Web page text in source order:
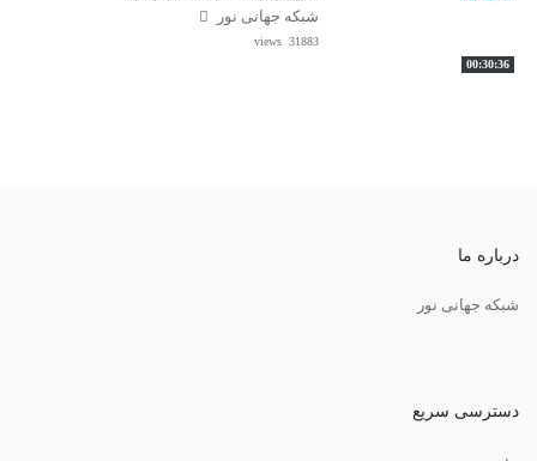
00:30:36
شبکه جهانی نور
31883 views
درباره ما
شبکه جهانی نور
دسترسی سریع